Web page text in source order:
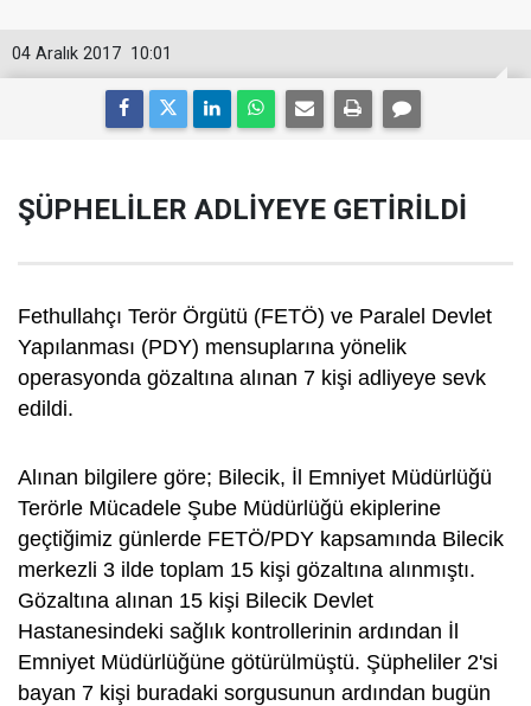
10:01
04 Aralık 2017
ŞÜPHELİLER ADLİYEYE GETİRİLDİ
Fethullahçı Terör Örgütü (FETÖ) ve Paralel Devlet
Yapılanması (PDY) mensuplarına yönelik
operasyonda gözaltına alınan 7 kişi adliyeye sevk
edildi.
Alınan bilgilere göre; Bilecik, İl Emniyet Müdürlüğü
Terörle Mücadele Şube Müdürlüğü ekiplerine
geçtiğimiz günlerde FETÖ/PDY kapsamında Bilecik
merkezli 3 ilde toplam 15 kişi gözaltına alınmıştı.
Gözaltına alınan 15 kişi Bilecik Devlet
Hastanesindeki sağlık kontrollerinin ardından İl
Emniyet Müdürlüğüne götürülmüştü. Şüpheliler 2'si
bayan 7 kişi buradaki sorgusunun ardından bugün